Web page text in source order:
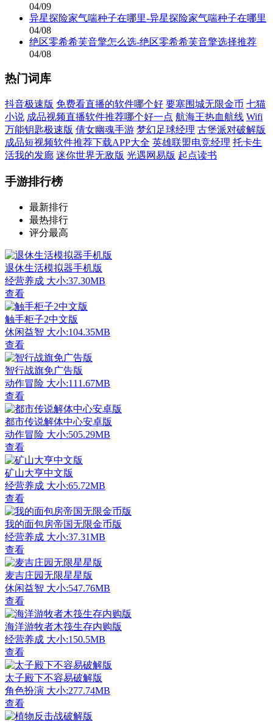
04/09
异星探险家气喘种子在哪里-异星探险家气喘种子在哪里
04/08
绝区零希希芙音擎怎么选-绝区零希希芙音擎选择推荐
04/08
热门词库
抖音极速版 免费看直播的软件哪个好 要塞围城无限金币 七猫
小说 成品视频直播软件推荐哪个好一点 航海王热血航线 Wifi
万能钥匙极速版 倩女幽魂手游 梦幻足球经理 古堡派对破解版
成品短视频软件推荐下载APP大全 英雄联盟电竞经理 托卡生
活我的发廊 迷你世界无敌版 光遇网易版 起点读书
手游排行榜
最新排行
最热排行
评分最高
退休生活模拟器手机版
经营养成 大小:37.30MB
查看
触手柜子2中文版
休闲益智 大小:104.35MB
查看
智行战旗免广告版
动作冒险 大小:111.67MB
查看
都市传说解体中心安卓版
动作冒险 大小:505.29MB
查看
矿山大亨中文版
经营养成 大小:65.72MB
查看
我的面包房帝国无限金币版
经营养成 大小:37.31MB
查看
麦吉庄园无限星星版
休闲益智 大小:547.76MB
查看
海洋游牧者木筏生存内购版
经营养成 大小:150.5MB
查看
太子殿下不容易破解版
角色扮演 大小:277.74MB
查看